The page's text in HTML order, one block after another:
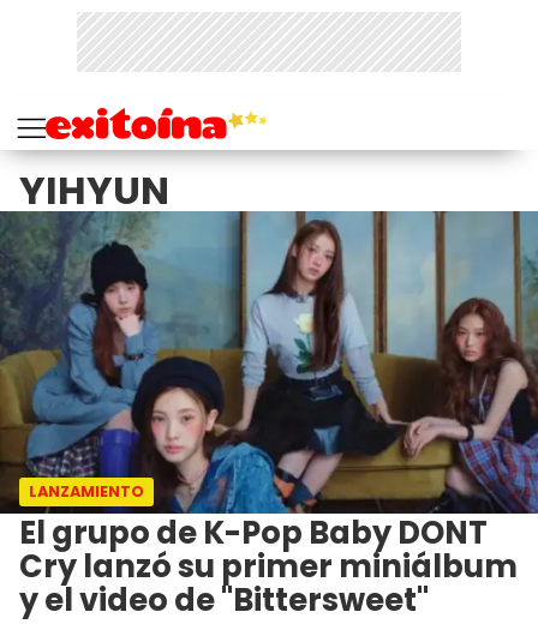
YIHYUN
LANZAMIENTO
El grupo de K-Pop Baby DONT
Cry lanzó su primer miniálbum
y el video de "Bittersweet"